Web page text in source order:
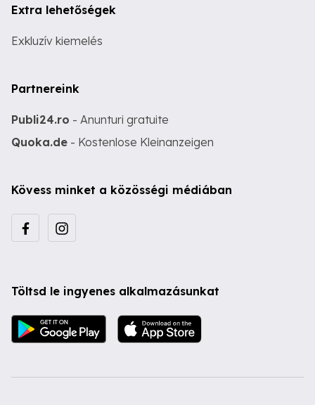
Extra lehetőségek
Exkluzív kiemelés
Partnereink
Publi24.ro - Anunturi gratuite
Quoka.de - Kostenlose Kleinanzeigen
Kövess minket a közösségi médiában
Töltsd le ingyenes alkalmazásunkat